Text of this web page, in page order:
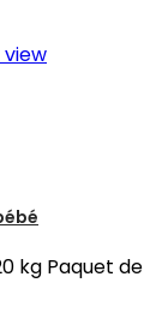
view
kg Paquet de